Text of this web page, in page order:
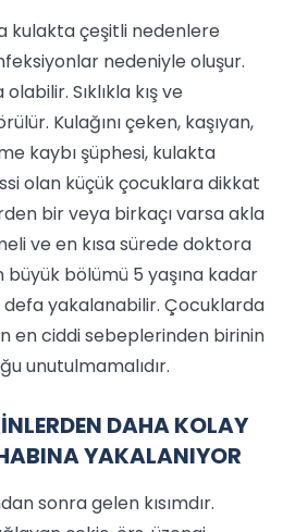
kulakta çeşitli nedenlere
nedeniyle oluşur.
Sıklıkla kış ve
Kulağını çeken, kaşıyan,
kaybı şüphesi, kulakta
olan küçük çocuklara dikkat
bir veya birkaçı varsa akla
ve en kısa sürede doktora
büyük bölümü 5 yaşına kadar
yakalanabilir. Çocuklarda
en ciddi sebeplerinden birinin
unutulmamalıdır.
DAHA KOLAY
YAKALANIYOR
sonra gelen kısımdır.